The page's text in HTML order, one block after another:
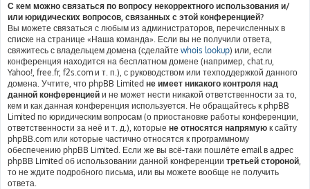
С кем можно связаться по вопросу некорректного использования и/
или юридических вопросов, связанных с этой конференцией?
Вы можете связаться с любым из администраторов, перечисленных в
списке на странице «Наша команда». Если вы не получили ответа,
свяжитесь с владельцем домена (сделайте whois lookup) или, если
конференция находится на бесплатном домене (например, chat.ru,
Yahoo!, free.fr, f2s.com и т. п.), с руководством или техподдержкой данного
домена. Учтите, что phpBB Limited не имеет никакого контроля над
данной конференцией и не может нести никакой ответственности за то,
кем и как данная конференция используется. Не обращайтесь к phpBB
Limited по юридическим вопросам (о приостановке работы конференции,
ответственности за неё и т. д.), которые не относятся напрямую к сайту
phpBB.com или которые частично относятся к программному
обеспечению phpBB Limited. Если же вы всё-таки пошлёте email в адрес
phpBB Limited об использовании данной конференции третьей стороной,
то не ждите подробного письма, или вы можете вообще не получить
ответа.